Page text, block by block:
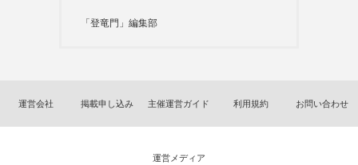
「登竜門」編集部
運営会社 掲載申し込み 主催運営ガイド 利用規約 お問い合わせ
運営メディア